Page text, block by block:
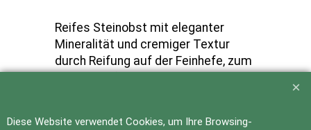
Reifes Steinobst mit eleganter
Mineralität und cremiger Textur
durch Reifung auf der Feinhefe, zum
Diese Website verwendet Cookies, um Ihre Browsing-